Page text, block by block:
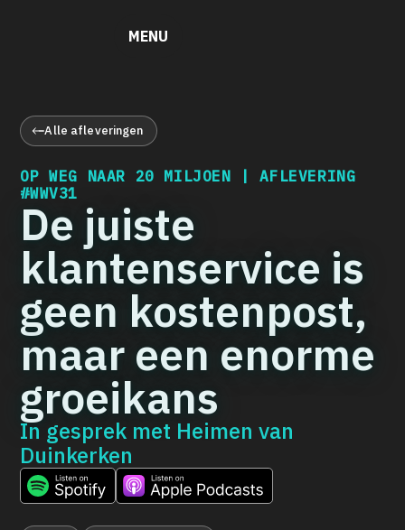
MENU
Alle afleveringen
OP WEG NAAR 20 MILJOEN | AFLEVERING
#WWV31
De juiste
klantenservice is
geen kostenpost,
maar een enorme
groeikans
In gesprek met Heimen van
Duinkerken